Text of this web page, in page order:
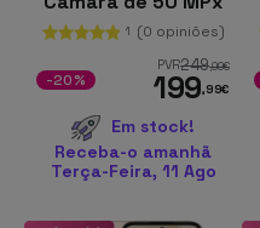
6 GB de RAM
Snapdragon 685
1 (0 opiniões)
PVR249,99€
199,99€
-20%
Em stock!
Receba-o amanhã
Terça-Feira, 11 Ago